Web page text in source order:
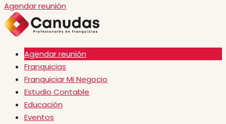
Agendar reunión
Agendar reunión
Franquicias
Franquiciar Mi Negocio
Estudio Contable
Educación
Eventos